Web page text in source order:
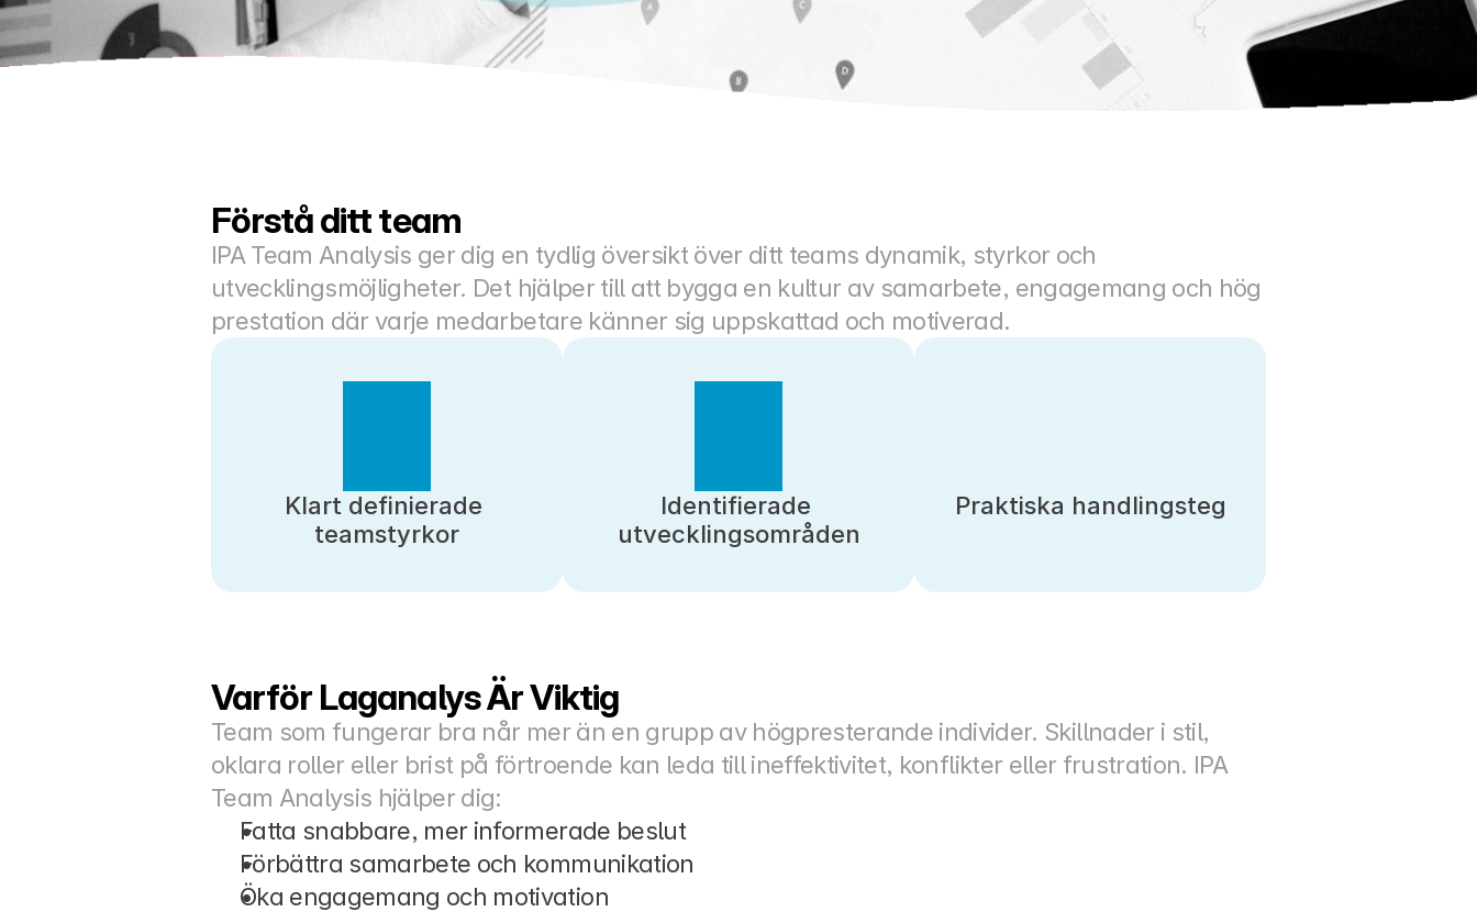
Förstå ditt team
IPA Team Analysis ger dig en tydlig översikt över ditt teams dynamik, styrkor och
utvecklingsmöjligheter. Det hjälper till att bygga en kultur av samarbete, engagemang och hög
prestation där varje medarbetare känner sig uppskattad och motiverad.
Klart definierade
teamstyrkor
Identifierade
utvecklingsområden
Praktiska handlingsteg
Varför Laganalys Är Viktig
Team som fungerar bra når mer än en grupp av högpresterande individer. Skillnader i stil,
oklara roller eller brist på förtroende kan leda till ineffektivitet, konflikter eller frustration. IPA
Team Analysis hjälper dig:
Fatta snabbare, mer informerade beslut
Förbättra samarbete och kommunikation
Öka engagemang och motivation